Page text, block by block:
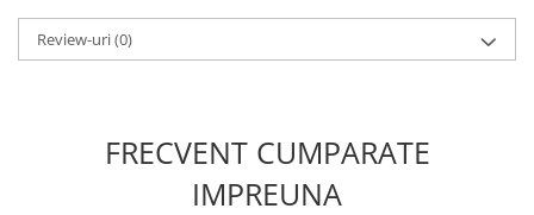
Review-uri(0)
FRECVENT CUMPARATE
IMPREUNA